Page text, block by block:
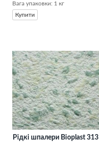
Вага упаковки: 1 кг
Купити
Рідкі шпалери Bioplast 313